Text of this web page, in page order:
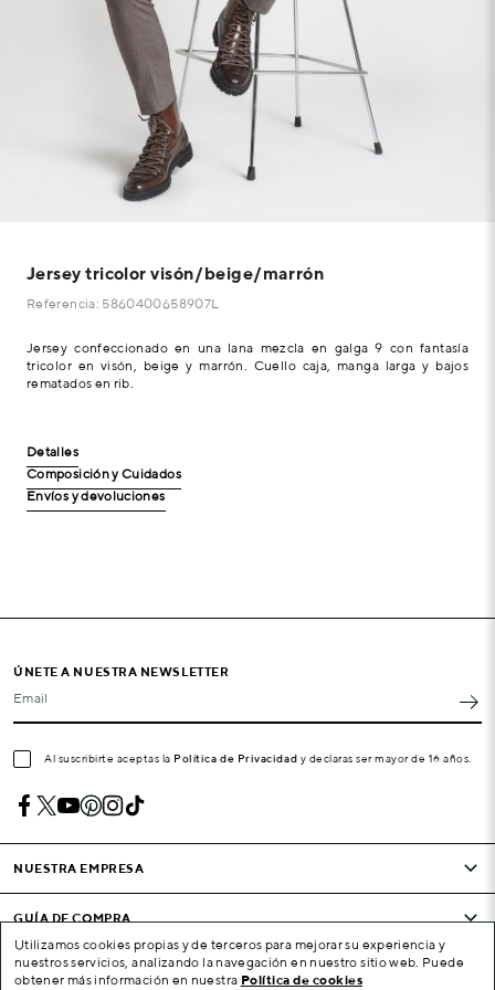
Jersey tricolor visón/beige/marrón
Referencia: 5860400658907L
Jersey confeccionado en una lana mezcla en galga 9 con fantasía
tricolor en visón, beige y marrón. Cuello caja, manga larga y bajos
rematados en rib.
Detalles
Composición y Cuidados
Envíos y devoluciones
ÚNETE A NUESTRA NEWSLETTER
Email
Al suscribirte aceptas la Política de Privacidad y declaras ser mayor de 16 años.
NUESTRA EMPRESA
GUÍA DE COMPRA
CONDICIONES Y EMPRESA
Utilizamos cookies propias y de terceros para mejorar su experiencia y
nuestros servicios, analizando la navegación en nuestro sitio web. Puede
obtener más información en nuestra Política de cookies